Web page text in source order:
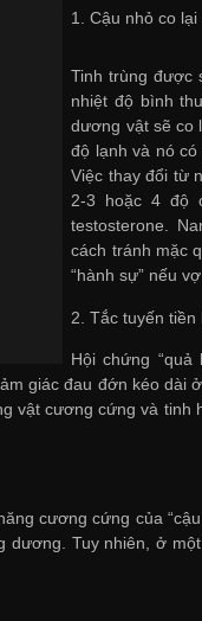
1. Cậu nhỏ co
Tinh trùng được
nhiệt độ bình
dương vật sẽ co
độ lạnh và nó
Việc thay đổi từ
2-3 hoặc 4 độ
testosterone.
cách tránh mặc
“hành sự” nếu
2. Tắc tuyến tiền
Hội chứng
giác đau đớn kéo dài
cương cứng và
cương cứng của
Tuy nhiên, ở